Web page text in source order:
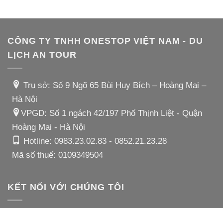
CÔNG TY TNHH ONESTOP VIỆT NAM - DU
LỊCH AN TOUR
Trụ sở: Số 9 Ngõ 65 Bùi Huy Bích – Hoàng Mai –
Hà Nội
VPGD: Số 1 ngách 42/197 Phố Thịnh Liệt - Quận
Hoàng Mai - Hà Nội
Hotline: 0983.23.02.83- 0852.21.23.28
Mã số thuế: 0109349504
KẾT NỐI VỚI CHÚNG TÔI